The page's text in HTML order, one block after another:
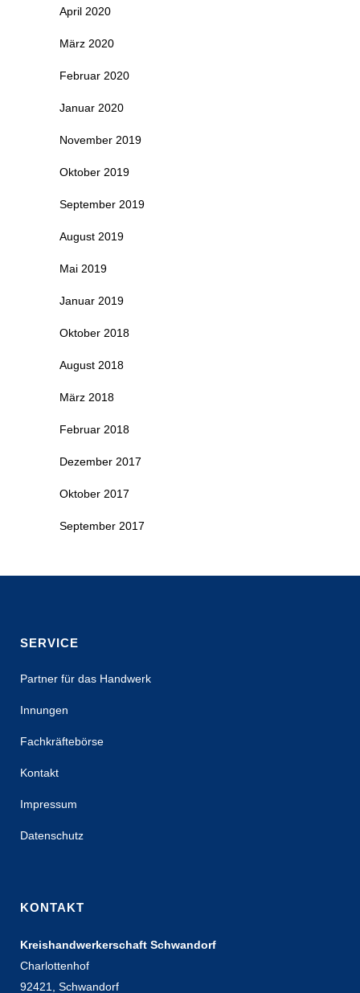
April 2020
März 2020
Februar 2020
Januar 2020
November 2019
Oktober 2019
September 2019
August 2019
Mai 2019
Januar 2019
Oktober 2018
August 2018
März 2018
Februar 2018
Dezember 2017
Oktober 2017
September 2017
SERVICE
Partner für das Handwerk
Innungen
Fachkräftebörse
Kontakt
Impressum
Datenschutz
KONTAKT
Kreishandwerkerschaft Schwandorf
Charlottenhof
92421, Schwandorf